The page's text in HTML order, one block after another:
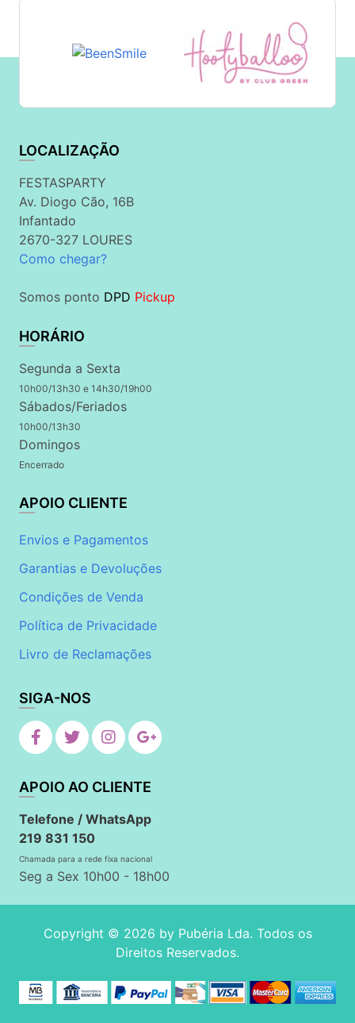
LOCALIZAÇÃO
FESTASPARTY
Av. Diogo Cão, 16B
Infantado
2670-327 LOURES
Como chegar?
Somos ponto DPD Pickup
HORÁRIO
Segunda a Sexta
10h00/13h30 e 14h30/19h00
Sábados/Feriados
10h00/13h30
Domingos
Encerrado
APOIO CLIENTE
Envios e Pagamentos
Garantias e Devoluções
Condições de Venda
Política de Privacidade
Livro de Reclamações
SIGA-NOS
APOIO AO CLIENTE
Telefone / WhatsApp
219 831 150
Chamada para a rede fixa nacional
Seg a Sex 10h00 - 18h00
Copyright © 2026 by Pubéria Lda. Todos os
Direitos Reservados.